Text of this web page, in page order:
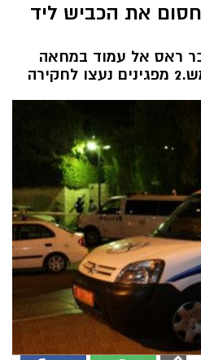
לחסום את הכביש ליד
ראס אל עמוד במחאה